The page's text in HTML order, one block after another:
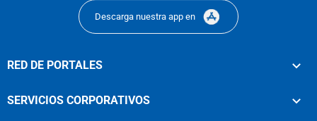
Descarga nuestra app en
RED DE PORTALES
SERVICIOS CORPORATIVOS